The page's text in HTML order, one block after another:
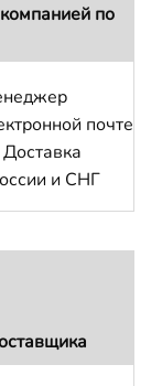
по
почте
и СНГ